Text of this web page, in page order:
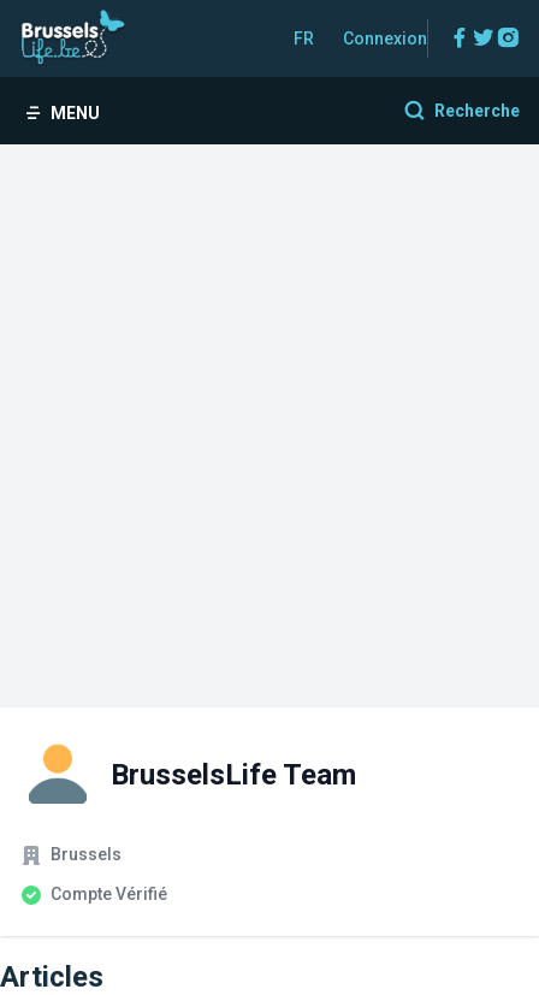
FR Connexion
MENU Recherche
BrusselsLife Team
SociétéBrussels
Statut du compte
Compte Vérifié
Articles